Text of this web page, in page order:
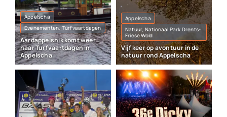
Appelscha
Evenementen, Turfvaartdagen
Aardappelsnik komt weer
naar Turfvaartdagen in
Appelscha
Appelscha
Natuur, Nationaal Park Drents-
Friese Wold
Vijf keer op avontuur in de
natuur rond Appelscha